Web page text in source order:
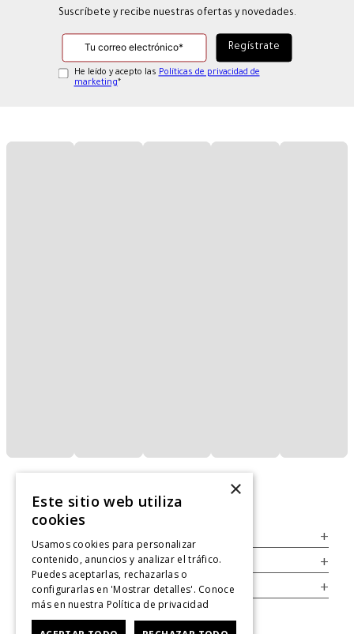
Suscríbete y recibe nuestras ofertas y novedades.
He leído y acepto las Políticas de privacidad de
marketing*
+
Legal +
Cuenta +
×
Este sitio web utiliza
cookies
Usamos cookies para personalizar
contenido, anuncios y analizar el tráfico.
Puedes aceptarlas, rechazarlas o
configurarlas en 'Mostrar detalles'. Conoce
más en nuestra Política de privacidad